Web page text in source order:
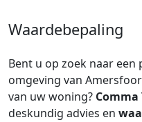
Waardebepaling
Bent u op zoek naar
omgeving van
van uw woning? Comma
deskundig advies en